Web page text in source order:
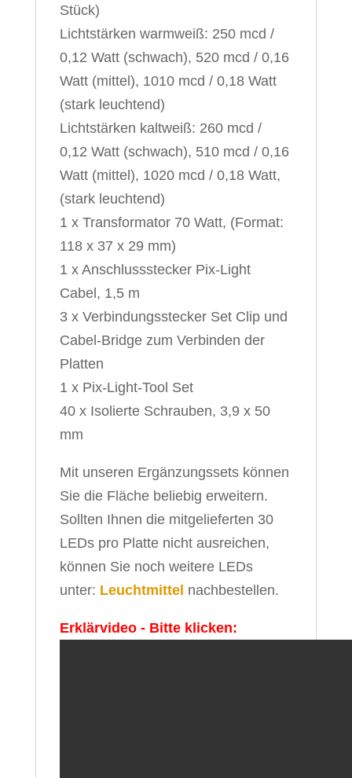
Stück)
Lichtstärken warmweiß: 250 mcd /
0,12 Watt (schwach), 520 mcd / 0,16
Watt (mittel), 1010 mcd / 0,18 Watt
(stark leuchtend)
Lichtstärken kaltweiß: 260 mcd /
0,12 Watt (schwach), 510 mcd / 0,16
Watt (mittel), 1020 mcd / 0,18 Watt,
(stark leuchtend)
1 x Transformator 70 Watt, (Format:
118 x 37 x 29 mm)
1 x Anschlussstecker Pix-Light
Cabel, 1,5 m
3 x Verbindungsstecker Set Clip und
Cabel-Bridge zum Verbinden der
Platten
1 x Pix-Light-Tool Set
40 x Isolierte Schrauben, 3,9 x 50
mm
Mit unseren Ergänzungssets können
Sie die Fläche beliebig erweitern.
Sollten Ihnen die mitgelieferten 30
LEDs pro Platte nicht ausreichen,
können Sie noch weitere LEDs
unter: Leuchtmittel nachbestellen.
Erklärvideo - Bitte klicken: